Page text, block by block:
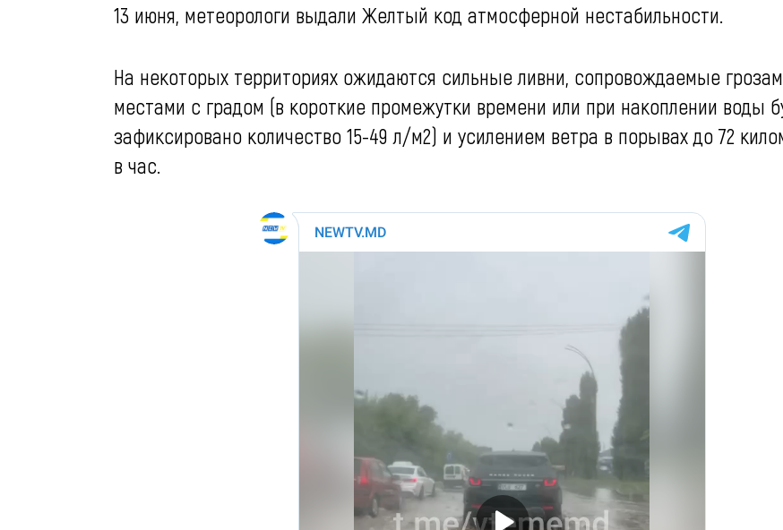
13 июня, метеорологи выдали Желтый код атмосферной нестабильности.
На некоторых территориях ожидаются сильные ливни, сопровождаемые
местами с градом (в короткие промежутки времени или при накоплении воды
зафиксировано количество 15-49 л/м2) и усилением ветра в порывах до 72
в час.